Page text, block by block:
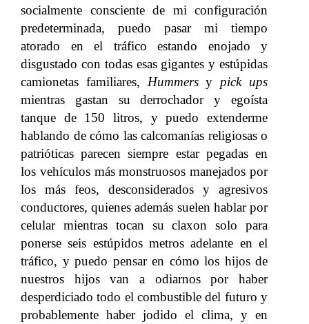
socialmente consciente de mi configuración
predeterminada, puedo pasar mi tiempo
atorado en el tráfico estando enojado y
disgustado con todas esas gigantes y estúpidas
camionetas familiares, Hummersy pick ups
mientras gastan su derrochador y egoísta
tanque de 150 litros, y puedo extenderme
hablando de cómo las calcomanías religiosas o
patrióticas parecen siempre estar pegadas en
los vehículos más monstruosos manejados por
los más feos, desconsiderados y agresivos
conductores, quienes además suelen hablar por
celular mientras tocan su claxon solo para
ponerse seis estúpidos metros adelante en el
tráfico, y puedo pensar en cómo los hijos de
nuestros hijos van a odiarnos por haber
desperdiciado todo el combustible del futuro y
probablemente haber jodido el clima, y en